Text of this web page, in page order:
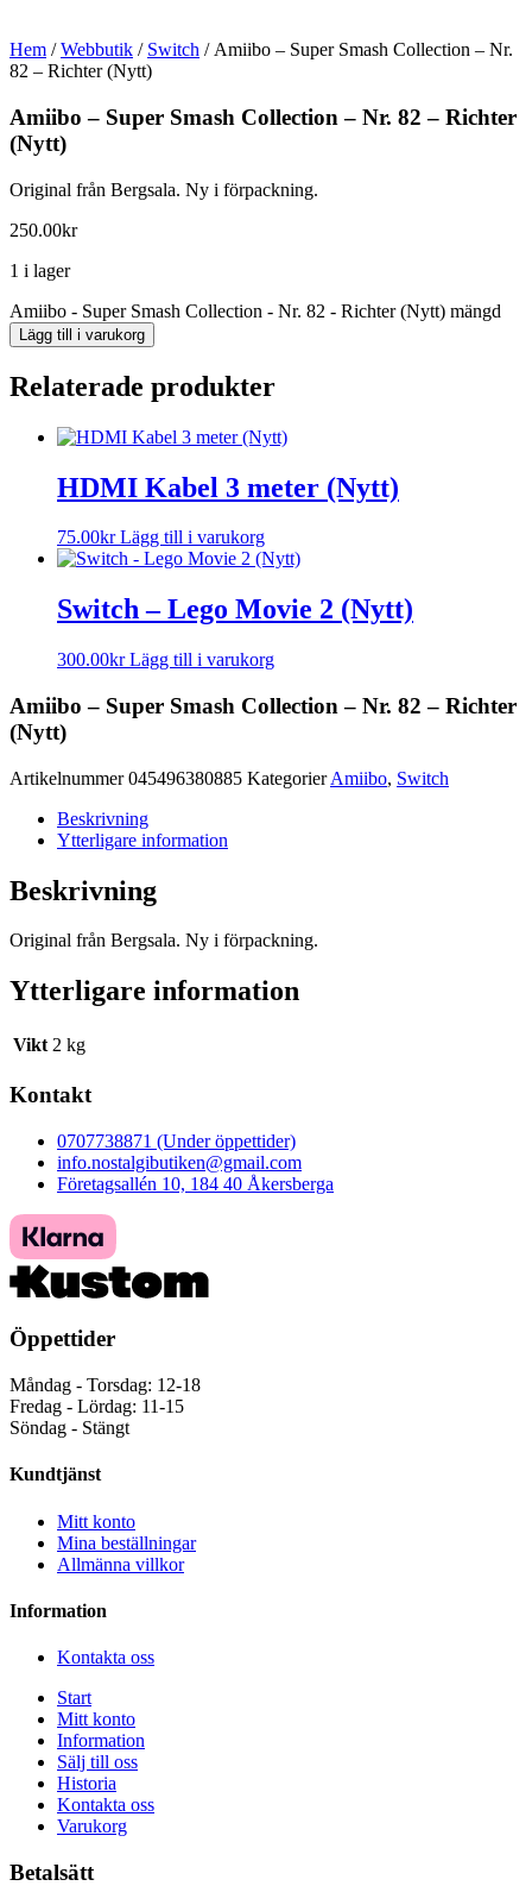
Hem /Webbutik / Switch / Amiibo – Super Smash Collection – Nr.
82 – Richter (Nytt)
Amiibo – Super Smash Collection – Nr. 82 – Richter
(Nytt)
Original från Bergsala. Ny i förpackning.
250.00kr
1 i lager
Amiibo - Super Smash Collection - Nr. 82 - Richter (Nytt) mängd
Lägg till i varukorg
Relaterade produkter
HDMI Kabel 3 meter (Nytt)
75.00kr Lägg till i varukorg
Switch – Lego Movie 2 (Nytt)
300.00kr Lägg till i varukorg
Amiibo – Super Smash Collection – Nr. 82 – Richter
(Nytt)
Artikelnummer045496380885 Kategorier Amiibo, Switch
Beskrivning
Ytterligare information
Beskrivning
Original från Bergsala. Ny i förpackning.
Ytterligare information
Vikt 2 kg
Kontakt
0707738871 (Under öppettider)
info.nostalgibutiken@gmail.com
Företagsallén 10, 184 40 Åkersberga
Öppettider
Måndag - Torsdag: 12-18
Fredag - Lördag: 11-15
Söndag - Stängt
Kundtjänst
Mitt konto
Mina beställningar
Allmänna villkor
Information
Kontakta oss
Start
Mitt konto
Information
Sälj till oss
Historia
Kontakta oss
Varukorg
Betalsätt